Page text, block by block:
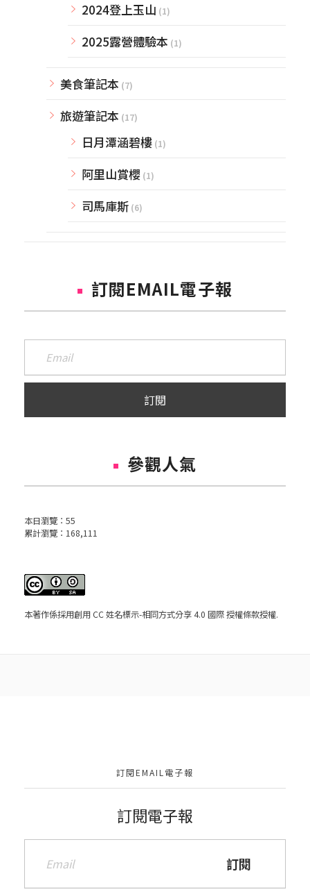
2024登上玉山 (1)
2025露營體驗本 (1)
美食筆記本 (7)
旅遊筆記本 (17)
日月潭涵碧樓 (1)
阿里山賞櫻 (1)
司馬庫斯 (6)
訂閱EMAIL電子報
參觀人氣
本日瀏覽： 55
累計瀏覽： 168,111
本著作係採用創用 CC 姓名標示-相同方式分享 4.0 國際 授權條款授權.
訂閱EMAIL電子報
訂閱電子報